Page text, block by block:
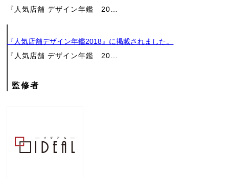
『人気店舗 デザイン年鑑 20…
『人気店舗デザイン年鑑2018』に掲載されました。
『人気店舗 デザイン年鑑 20…
監修者